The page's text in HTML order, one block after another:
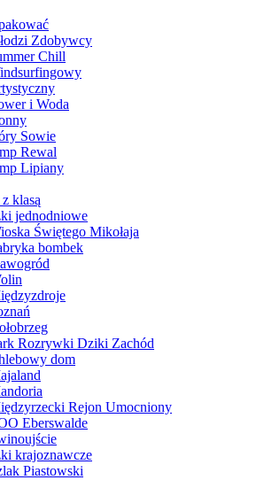
Zdobywcy
Chill
i Woda
Sowie
Rewal
Lipiany
klasą
jednodniowe
Świętego Mikołaja
bombek
Rozrywki Dziki Zachód
dom
Rejon Umocniony
Eberswalde
krajoznawcze
Piastowski